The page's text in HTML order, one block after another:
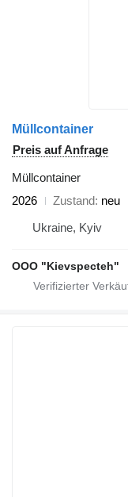
Müllcontainer
Preis auf Anfrage
Müllcontainer
2026
Zustand neu
Ukraine, Kyiv
OOO "Kievspecteh"